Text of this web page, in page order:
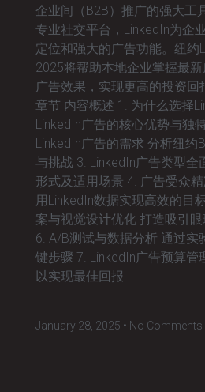
企业间（B2B）推广的强大工
专业社交平台，LinkedIn为企
定位和强大的广告功能。纽约
2025将帮助本地企业掌握最
广告效果，实现更高的投资回
章节 内容概述 1. 为什么选择
LinkedIn广告的核心优势与独
LinkedIn广告的需求 分析纽约
与挑战 3. LinkedIn广告类型全
形式及适用场景 4. 广告受众
用LinkedIn数据实现高效的目
案与视觉设计优化 打造吸引
6. A/B测试与数据分析 通过实
键步骤 7. LinkedIn广告预算管
以实现最佳回报
January 28, 2025 No Comments